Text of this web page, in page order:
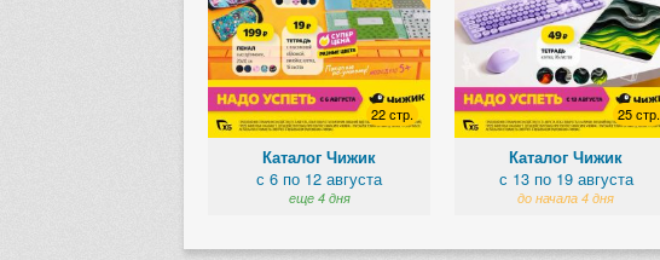
22 стр.
Каталог Чижик
с 6 по 12 августа
еще 4 дня
25 стр.
Каталог Чижик
с 13 по 19 августа
до начала 4 дня